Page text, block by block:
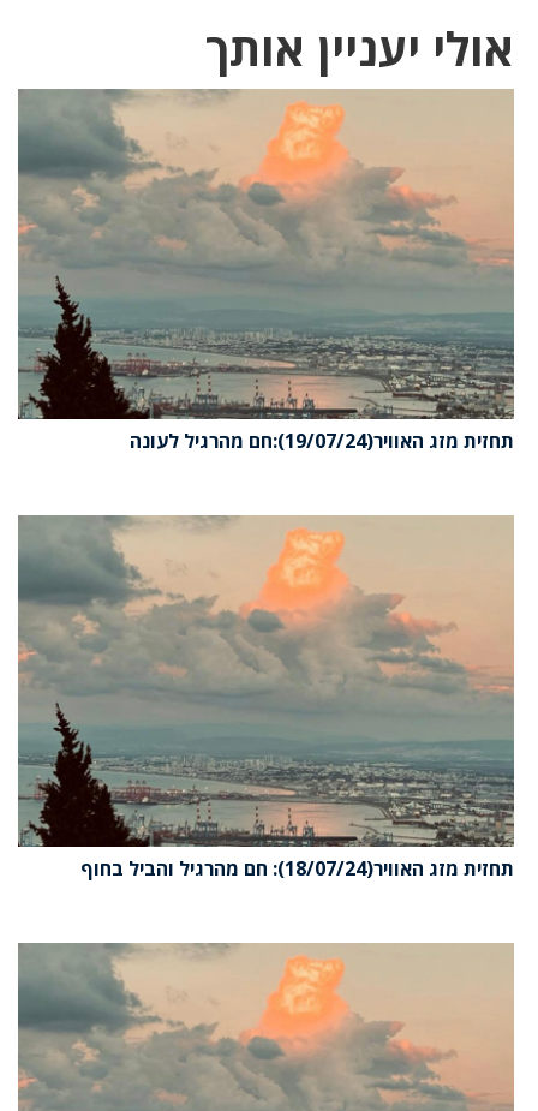
אולי יעניין אותך
תחזית מזג האוויר(19/07/24):חם מהרגיל לעונה
תחזית מזג האוויר(18/07/24): חם מהרגיל והביל בחוף